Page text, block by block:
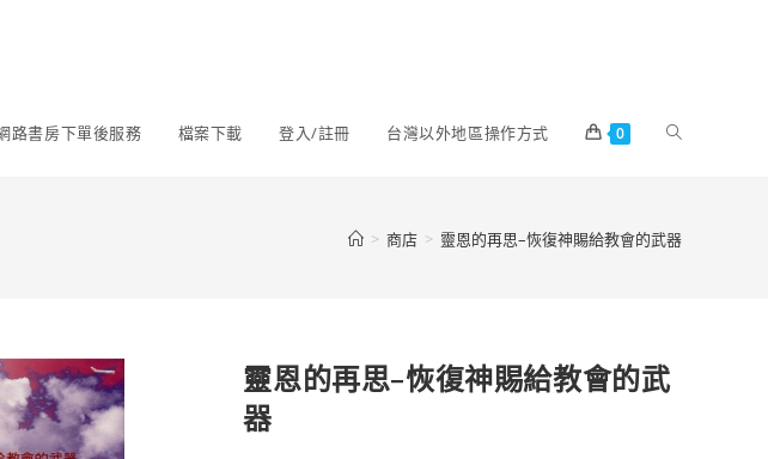
路書房下單後服務 檔案下載 登入/註冊 台灣以外地區操作方式 0
> 商店 > 靈恩的再思–恢復神賜給教會的武器
靈恩的再思–恢復神賜給教會的武
器